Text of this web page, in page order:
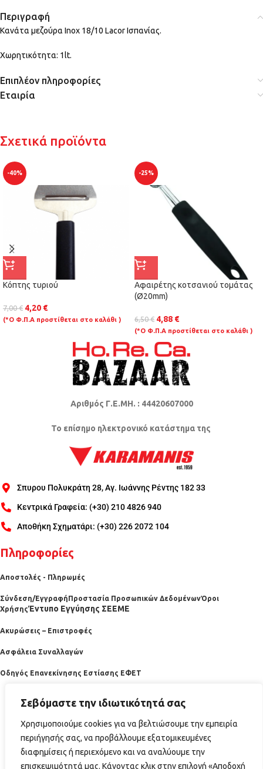
Σεβόμαστε την ιδιωτικότητά σας
Χρησιμοποιούμε cookies για να βελτιώσουμε την εμπειρία
περιήγησής σας, να προβάλλουμε εξατομικευμένες
διαφημίσεις ή περιεχόμενο και να αναλύουμε την
επισκεψιμότητά μας. Κάνοντας κλικ στην επιλογή «Αποδοχή
Περιγραφή
Κανάτα μεζούρα Inox 18/10 Lacor Ισπανίας.
Χωρητικότητα: 1lt.
Επιπλέον πληροφορίες
Εταιρία
Σχετικά προϊόντα
-40%
Κόπτης τυριού
7,00€ 4,20 €
(*Ο Φ.Π.Α προστίθεται στο καλάθι )
-25%
Αφαιρέτης κοτσανιού τομάτας
(Ø20mm)
6,50€ 4,88 €
(*Ο Φ.Π.Α προστίθεται στο καλάθι )
Αριθμός Γ.Ε.ΜΗ. : 44420607000
Το επίσημο ηλεκτρονικό κατάστημα της
Σπυρου Πολυκράτη 28, Αγ. Ιωάννης Ρέντης 182 33
Κεντρικά Γραφεία: (+30) 210 4826 940
Αποθήκη Σχηματάρι: (+30) 226 2072 104
Πληροφορίες
Αποστολές - Πληρωμές
Σύνδεση/Εγγραφή Προστασία Προσωπικών ΔεδομένωνΌροι
ΧρήσηςΈντυπο Εγγύησης ΣΕΕΜΕ
Ακυρώσεις – Επιστροφές
Ασφάλεια Συναλλαγών
Οδηγός Επανεκίνησης Εστίασης ΕΦΕΤ